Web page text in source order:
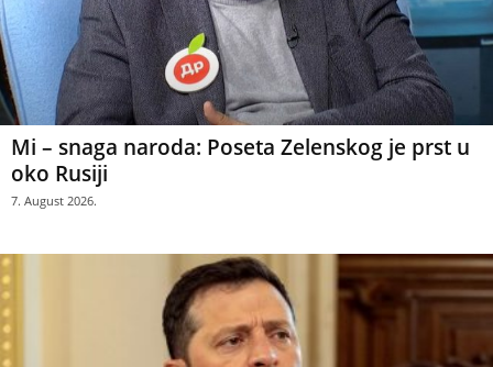
Mi – snaga naroda: Poseta Zelenskog je prst u
oko Rusiji
7. August 2026.